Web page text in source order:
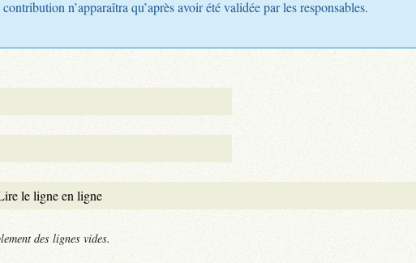
n’apparaîtra qu’après avoir été validée par les responsables.
des lignes vides.